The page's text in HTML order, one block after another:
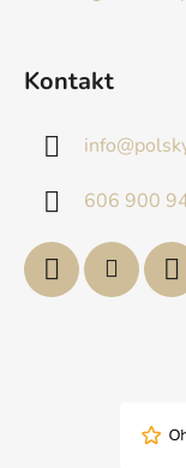
Kontakt
info@
606 900